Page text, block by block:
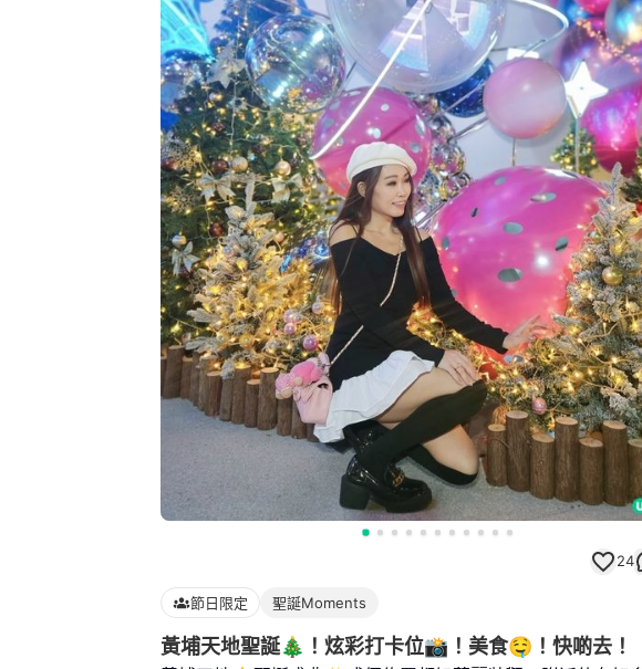
24
節日限定 聖誕Moments
黃埔天地聖誕🎄！炫彩打卡位📸！美食🤤！快啲去！